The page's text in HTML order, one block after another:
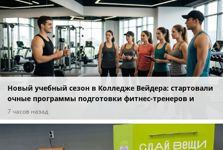
Новый учебный сезон в Колледже Вейдера: стартовали
очные программы подготовки фитнес-тренеров и
специалистов индустрии здоровья
7 часов назад